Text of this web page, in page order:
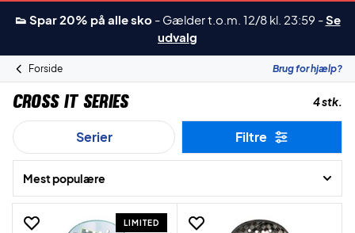
👟 Spar 20% på alle sko - Gælder t.o.m. 12/8 kl. 23:59 -Se
udvalg
Forside Brug for hjælp?
Cross IT Series 4 stk.
Serier Filtre
Mest populære
LIMITED